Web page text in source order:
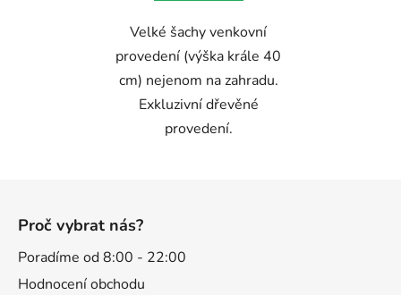
hvězdiček.
Velké šachy venkovní
provedení (výška krále 40
cm) nejenom na zahradu.
Exkluzivní dřevěné
provedení.
Proč vybrat nás?
Poradíme od 8:00 - 22:00
Hodnocení obchodu